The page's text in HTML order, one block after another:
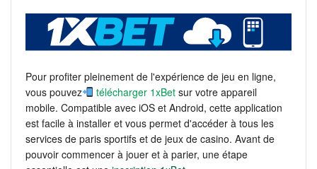
Pour profiter pleinement de l'expérience de jeu en ligne,
vous pouvez
télécharger 1xBet sur votre appareil
mobile. Compatible avec iOS et Android, cette application
est facile à installer et vous permet d'accéder à tous les
services de paris sportifs et de jeux de casino. Avant de
pouvoir commencer à jouer et à parier, une étape